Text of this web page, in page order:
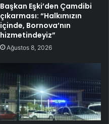
Başkan Eşki’den Çamdibi
çıkarması: “Halkımızın
içinde, Bornova’nın
hizmetindeyiz”
Ağustos 8, 2026